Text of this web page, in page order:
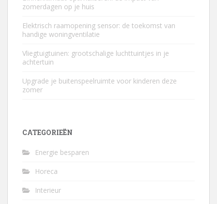
zomerdagen op je huis
Elektrisch raamopening sensor: de toekomst van
handige woningventilatie
Vliegtuigtuinen: grootschalige luchttuintjes in je
achtertuin
Upgrade je buitenspeelruimte voor kinderen deze
zomer
CATEGORIEËN
Energie besparen
Horeca
Interieur